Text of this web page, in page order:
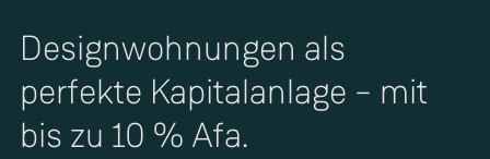
Designwohnungen als
perfekte Kapitalanlage – mit
bis zu 10 % Afa.